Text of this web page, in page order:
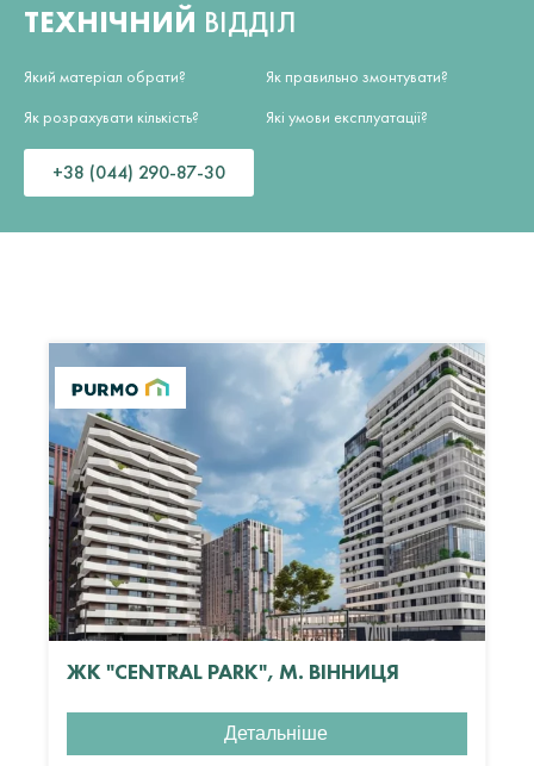
ТЕХНІЧНИЙ ВІДДІЛ
Який матеріал обрати?
Як розрахувати кількість?
Як правильно змонтувати?
Які умови експлуатації?
+38 (044) 290-87-30
ЖК "CENTRAL PARK", М. ВІННИЦЯ
Детальніше